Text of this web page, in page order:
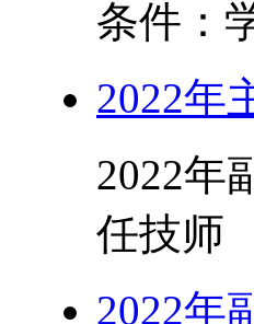
条件：
2022年
2022年
任技师
2022年